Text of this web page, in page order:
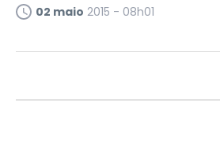
02 maio 2015 - 08h01